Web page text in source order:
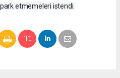
etmemeleri istendi.